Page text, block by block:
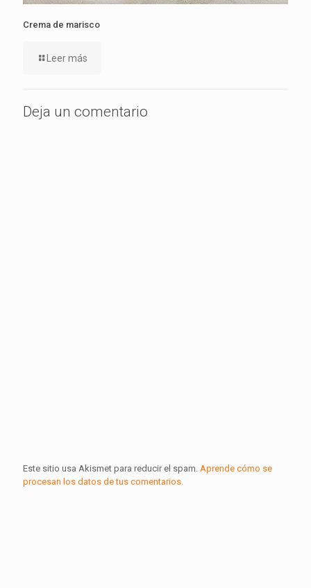
Crema de marisco
Leer más
Deja un comentario
Este sitio usa Akismet para reducir el spam. Aprende cómo se
procesan los datos de tus comentarios.